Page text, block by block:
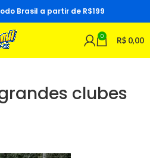
Brasil a partir de R$199
0 R$ 0,00
clubes